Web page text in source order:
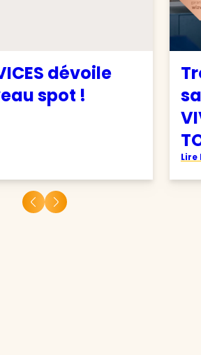
dévoile
spot !